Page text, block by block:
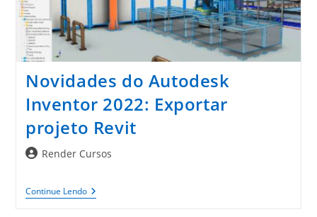
O
Contrato
Novidades do Autodesk
Inventor 2022: Exportar
projeto Revit
AutorRender Cursos
Continue LendoNovidades
Do